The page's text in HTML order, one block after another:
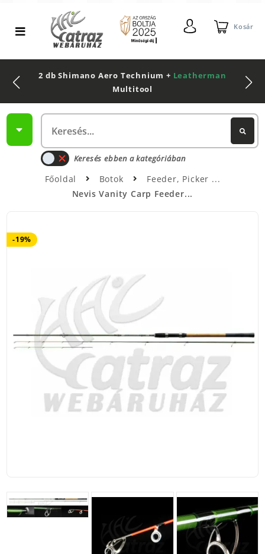
Kosár
2 db Shimano Aero Technium + Leatherman
Multitool
Keresés ebben a kategóriában
Főoldal Botok
Feeder, Picker
Nevis Vanity Carp Feeder...
-19%